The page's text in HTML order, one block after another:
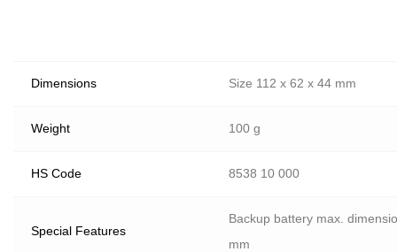
Dimensions Size 112 x 62 x 44 mm
Weight 100 g
HS Code 8538 10 000
Special Features
Backup battery max.
mm